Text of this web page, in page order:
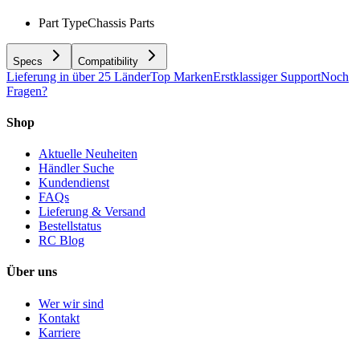
Part TypeChassis Parts
Specs Compatibility
Lieferung in über 25 LänderTop MarkenErstklassiger SupportNoch
Fragen?
Shop
Aktuelle Neuheiten
Händler Suche
Kundendienst
FAQs
Lieferung & Versand
Bestellstatus
RC Blog
Über uns
Wer wir sind
Kontakt
Karriere